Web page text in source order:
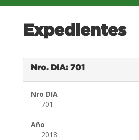
Expedientes
Nro. DIA: 701
Nro DIA
701
Año
2018